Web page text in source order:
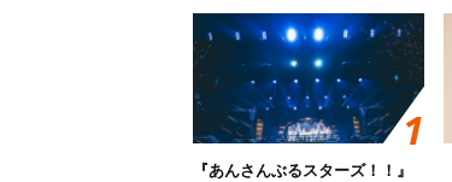
『あんさんぶるスターズ！！』